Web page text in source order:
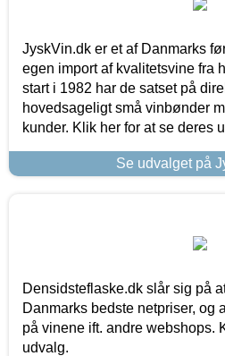
JyskVin.dk er et af Danmarks
egen import af kvalitetsvine fra
start i 1982 har de satset på
hovedsageligt små vinbønder
kunder. Klik her for at se deres
Se udvalget på
Densidsteflaske.dk slår sig på
Danmarks bedste netpriser, og
på vinene ift. andre webshops.
udvalg.